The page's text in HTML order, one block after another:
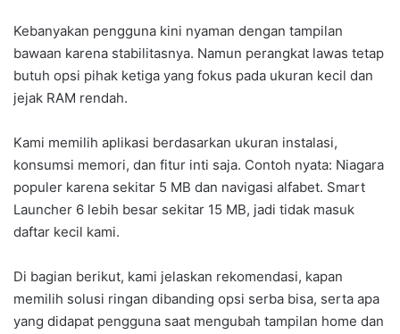
Kebanyakan pengguna kini nyaman dengan tampilan
bawaan karena stabilitasnya. Namun perangkat lawas tetap
butuh opsi pihak ketiga yang fokus pada ukuran kecil dan
jejak RAM rendah.
Kami memilih aplikasi berdasarkan ukuran instalasi,
konsumsi memori, dan fitur inti saja. Contoh nyata: Niagara
populer karena sekitar 5 MB dan navigasi alfabet. Smart
Launcher 6 lebih besar sekitar 15 MB, jadi tidak masuk
daftar kecil kami.
Di bagian berikut, kami jelaskan rekomendasi, kapan
memilih solusi ringan dibanding opsi serba bisa, serta apa
yang didapat pengguna saat mengubah tampilan home dan